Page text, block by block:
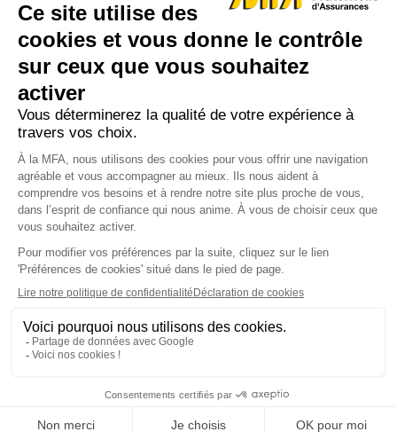
Mentions Légales
Signalements
Réclamations
Cookies
Télécharger l'appli sur les stores
OUVERTURE
DU
LIEN
DANS
UNE
NOUVELLE
DISPONIBLE SUR
Apple Store
DISPONIBLE SUR
Suivez-nous sur
du
lien
dans
et
du
lien